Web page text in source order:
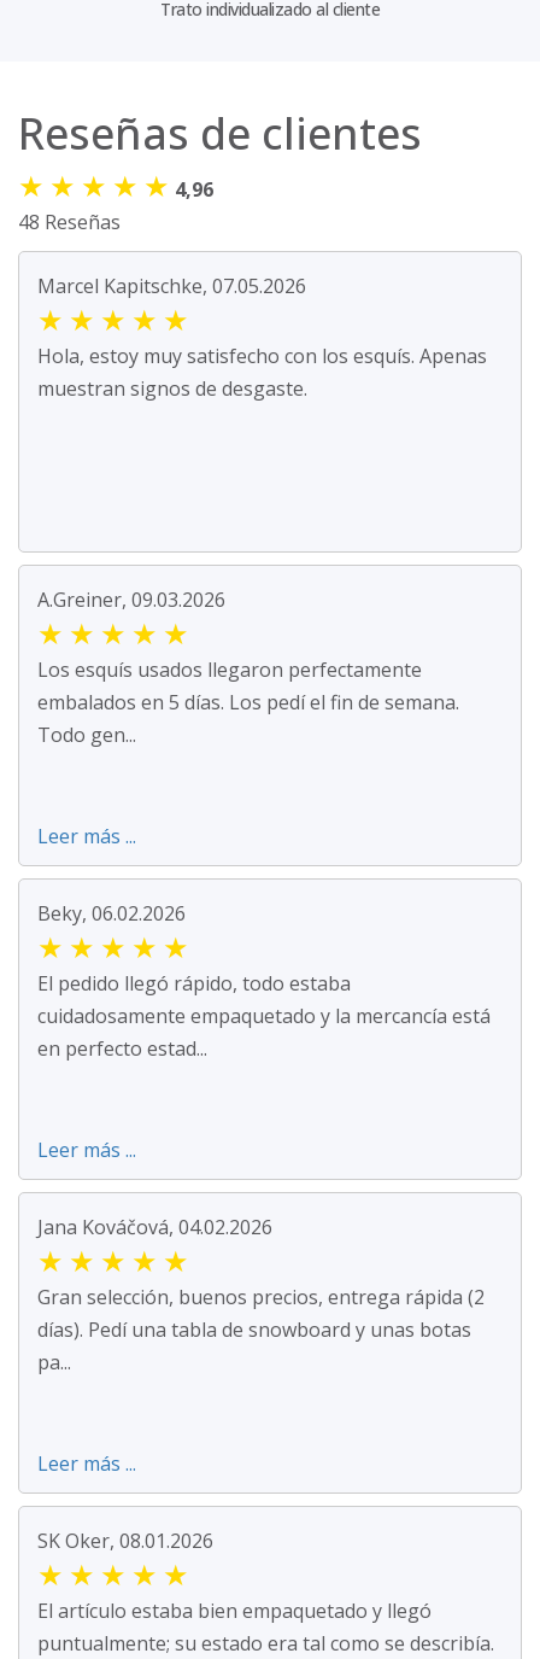
Trato individualizado al cliente
Reseñas de clientes
★ ★ ★ ★ ★ 4,96
48 Reseñas
Marcel Kapitschke, 07.05.2026
★ ★ ★ ★ ★
Hola, estoy muy satisfecho con los esquís. Apenas
muestran signos de desgaste.
A.Greiner, 09.03.2026
★ ★ ★ ★ ★
Los esquís usados llegaron perfectamente
embalados en 5 días. Los pedí el fin de semana.
Todo gen...
Leer más ...
Beky, 06.02.2026
★ ★ ★ ★ ★
El pedido llegó rápido, todo estaba
cuidadosamente empaquetado y la mercancía está
en perfecto estad...
Leer más ...
Jana Kováčová, 04.02.2026
★ ★ ★ ★ ★
Gran selección, buenos precios, entrega rápida (2
días). Pedí una tabla de snowboard y unas botas
pa...
Leer más ...
SK Oker, 08.01.2026
★ ★ ★ ★ ★
El artículo estaba bien empaquetado y llegó
puntualmente; su estado era tal como se describía.